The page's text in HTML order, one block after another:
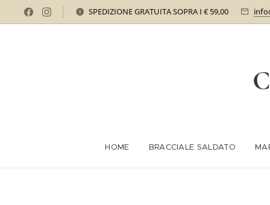
SPEDIZIONE GRATUITA SOPRA I € 59,00
HOME BRACCIALE SALDATO